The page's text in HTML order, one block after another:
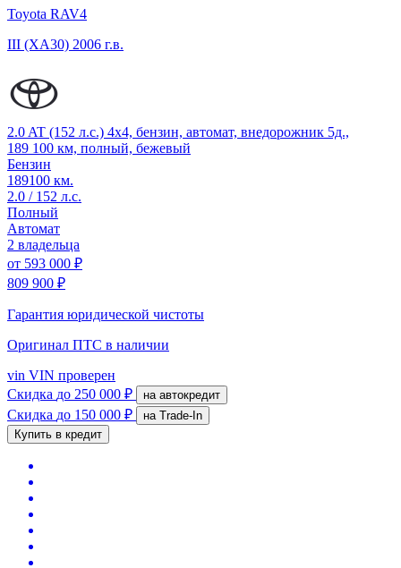
Toyota RAV4
III (XA30) 2006 г.в.
2.0 AT (152 л.с.) 4x4, бензин, автомат, внедорожник 5д.,
189 100 км, полный, бежевый
Бензин
189100 км.
2.0 / 152 л.с.
Полный
Автомат
2 владельца
от 593 000 ₽
809 900 ₽
Гарантия юридической чистоты
Оригинал ПТС в наличии
vin VIN проверен
Скидка до 250 000 ₽ на автокредит
Скидка до 150 000 ₽
на Trade-In
Купить в кредит